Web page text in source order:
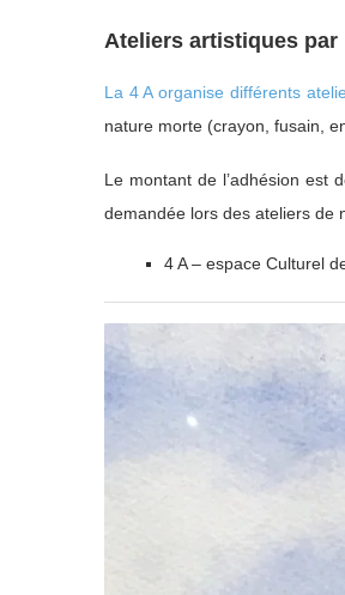
Ateliers artistiques par
La 4 A organise différents
nature morte (crayon, fusain,
Le montant de l’adhésion est
demandée lors des ateliers de
4 A – espace Culturel